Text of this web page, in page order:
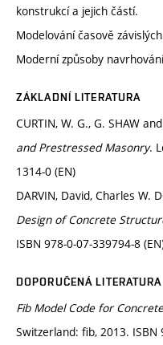
konstrukcí a jejich částí.
Modelování časově
Moderní způsoby
ZÁKLADNÍ LITERATURA
CURTIN, W. G., G. SHAW
and Prestressed Masonry.
1314-0 (EN)
DARVIN, David, Charles W.
Design of Concrete
ISBN 978-0-07-339794-8
DOPORUČENÁ LITERATURA
Fib Model Code for
Switzerland: fib, 2013. ISBN